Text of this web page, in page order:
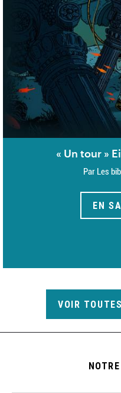
« Un tour »
Par Les
EN
VOIR